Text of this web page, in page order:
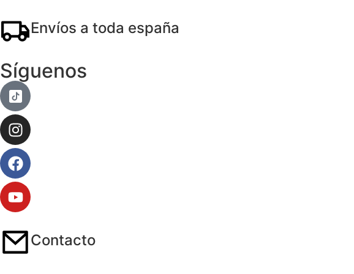
Envíos a toda españa
Síguenos
Contacto